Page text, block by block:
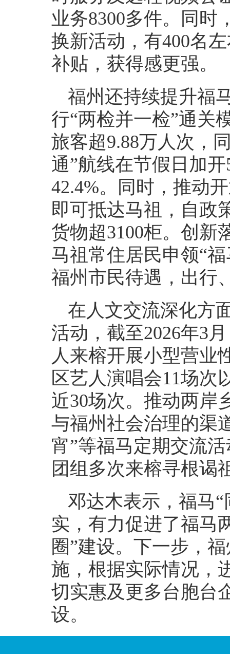
业务8300多件。同时
换新活动，有400名
补贴，获得感更强。
福州还持续提升福
行“两检并一检”通关
旅客超9.88万人次，
通”航线在节假日加
42.4%。同时，推动
即可抵达马祖，自政
货物超3100柜。创新
马祖常住居民申领“
福州市民待遇，出行
在人文交流深化方
活动，截至2026年3
人来榕开展小型营业
区艺人演唱会11场次
近30场次。推动两岸
与福州社会治理的渠
宵”等福马定期交流
团组多次来榕寻根谒
邓达木表示，福马
实，有力促进了福马
圈”建设。下一步，
施，根据实际情况，
切实惠及更多台胞台
设。